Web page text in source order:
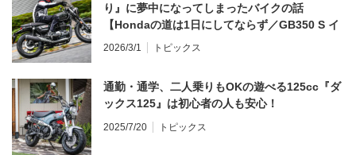
り』に夢中になってしまったバイクの話
【Hondaの道は1日にしてならず／GB350 S イ
ンプレ・レビュー 前編】
2026/3/1 トピックス
通勤・通学、二人乗りもOKの遊べる125cc『ダ
ックス125』は初心者の人も安心！
2025/7/20 トピックス